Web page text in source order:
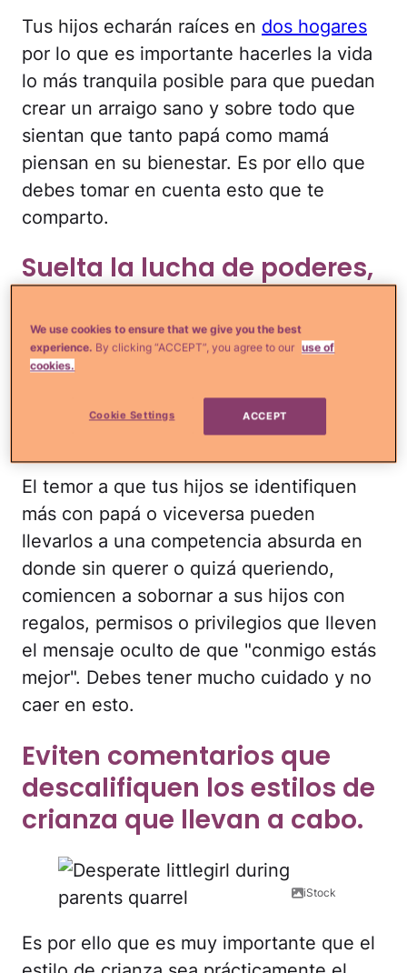
Tus hijos echarán raíces en dos hogares
por lo que es importante hacerles la vida
lo más tranquila posible para que puedan
crear un arraigo sano y sobre todo que
sientan que tanto papá como mamá
piensan en su bienestar. Es por ello que
debes tomar en cuenta esto que te
comparto.
Suelta la lucha de poderes,
competir por el amor de
sus hijos.
iStock
El temor a que tus hijos se identifiquen
más con papá o viceversa pueden
llevarlos a una competencia absurda en
donde sin querer o quizá queriendo,
comiencen a sobornar a sus hijos con
regalos, permisos o privilegios que lleven
el mensaje oculto de que "conmigo estás
mejor". Debes tener mucho cuidado y no
caer en esto.
Eviten comentarios que
descalifiquen los estilos de
crianza que llevan a cabo.
iStock
Es por ello que es muy importante que el
We use cookies to ensure that we give you the best
experience. By clicking “ACCEPT”, you agree to our use of
cookies.
Cookie Settings ACCEPT